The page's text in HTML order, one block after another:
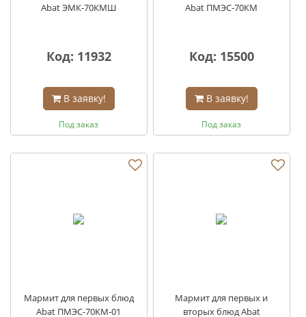
Abat ЭМК-70КМШ
Код: 11932
В заявку!
Под заказ
Abat ПМЭС-70КМ
Код: 15500
В заявку!
Под заказ
Мармит для первых блюд
Abat ПМЭС-70КМ-01
Мармит для первых и
вторых блюд Abat